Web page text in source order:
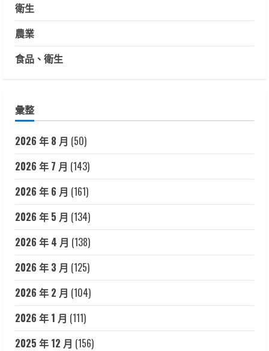
衛生
農業
食品、衛生
彙整
2026 年 8 月 (50)
2026 年 7 月 (143)
2026 年 6 月 (161)
2026 年 5 月 (134)
2026 年 4 月 (138)
2026 年 3 月 (125)
2026 年 2 月 (104)
2026 年 1 月 (111)
2025 年 12 月 (156)